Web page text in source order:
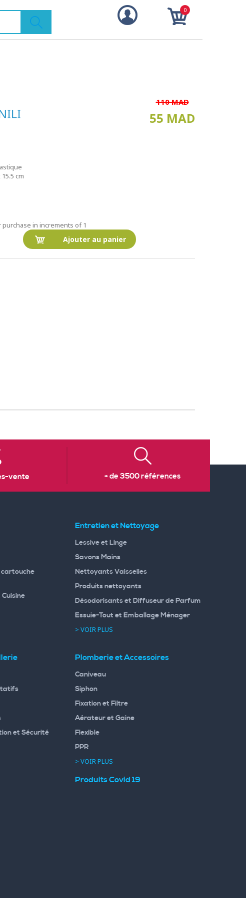
0
110 MAD
55 MAD
cm
purchase in increments of 1
Ajouter au panier
vente + de 3500 références
Entretien et Nettoyage
Lessive et Linge
Savons Mains
Nettoyants Vaisselles
Produits nettoyants
Désodorisants et Diffuseur de Parfum
Essuie-Tout et Emballage Ménager
> VOIR PLUS
et Sécurité
Plomberie et Accessoires
Caniveau
Siphon
Fixation et Filtre
Aérateur et Gaine
Flexible
PPR
> VOIR PLUS
Produits Covid 19